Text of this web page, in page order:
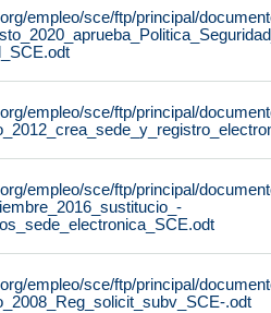
empleo/sce/ftp/principal/
empleo/sce/ftp/principal/
empleo/sce/ftp/principal/
empleo/sce/ftp/principal/
.odt